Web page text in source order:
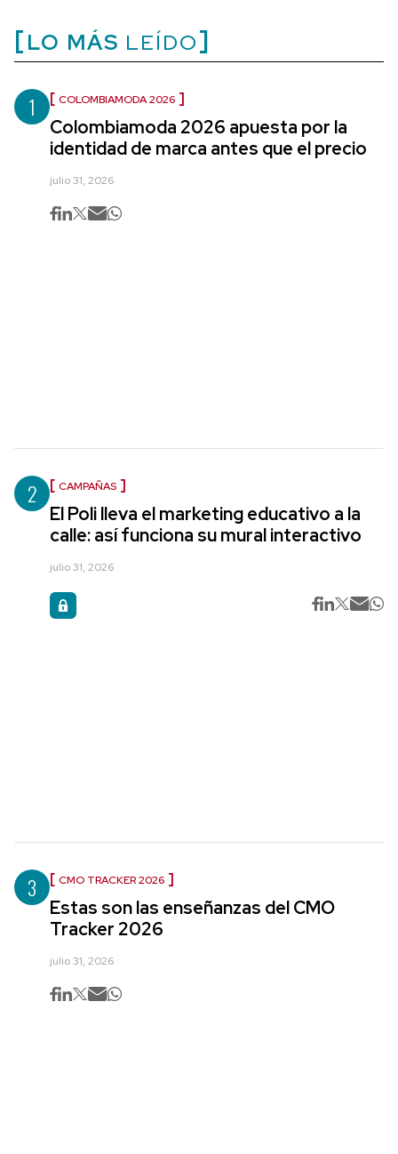
LO MÁS LEÍDO
1 COLOMBIAMODA 2026
Colombiamoda 2026 apuesta por la
identidad de marca antes que el precio
julio 31, 2026
2 CAMPAÑAS
El Poli lleva el marketing educativo a la
calle: así funciona su mural interactivo
julio 31, 2026
3 CMO TRACKER 2026
Estas son las enseñanzas del CMO
Tracker 2026
julio 31, 2026